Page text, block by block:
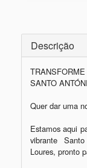
Descrição
SANTO
Quer dar uma
Estamos aqui
vibrante
Loures, pronto